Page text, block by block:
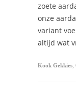
zoete
onze
variant
altijd wat
Kook Gekkies